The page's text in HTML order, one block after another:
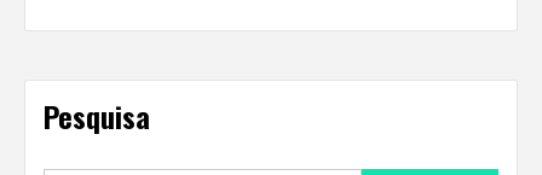
Pesquisa